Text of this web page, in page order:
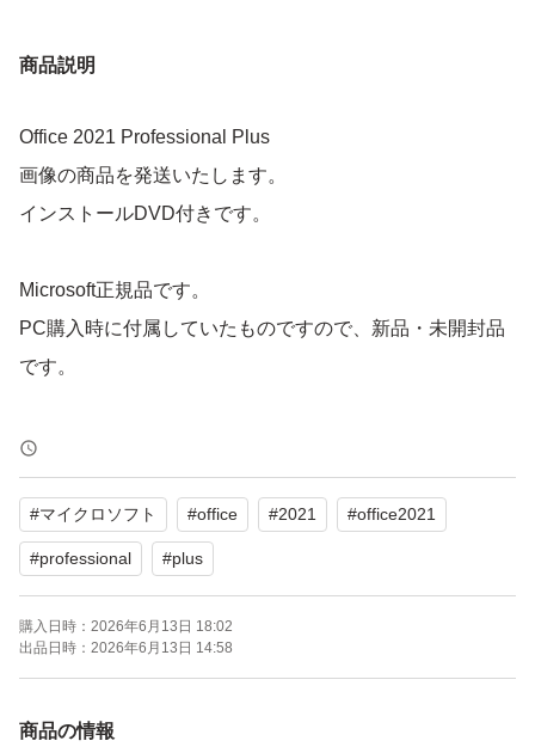
商品説明
Office 2021 Professional Plus
画像の商品を発送いたします。
インストールDVD付きです。
Microsoft正規品です。
PC購入時に付属していたものですので、新品・未開封品
です。
買い切り版なので、追加料金は一切かかりません。
再インストールに対応していますので、機種変更時も安心
です。
含まれるアプリ：
Word
#マイクロソフト #office #2021 #office2021
#professional #plus
購入日時： 2026年6月13日 18:02
出品日時： 2026年6月13日 14:58
商品の情報